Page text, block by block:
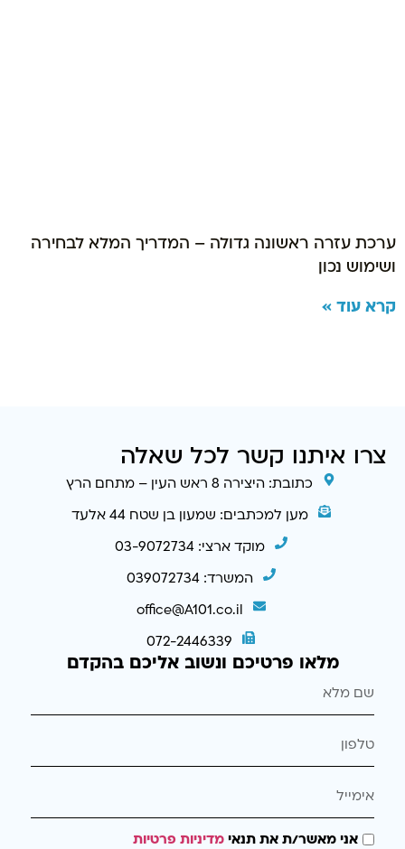
ערכת עזרה ראשונה גדולה – המדריך המלא לבחירה
ושימוש נכון
קרא עוד »
צרו איתנו קשר לכל שאלה
כתובת: היצירה 8 ראש העין – מתחם הרץ
מען למכתבים: שמעון בן שטח 44 אלעד
מוקד ארצי: 03-9072734
המשרד: 039072734
office@A101.co.il
072-2446339
מלאו פרטיכם ונשוב אליכם בהקדם
אני מאשר/ת את תנאימדיניות פרטיות